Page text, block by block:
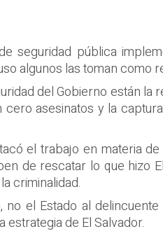
seguridad pública
algunos las toman como
del Gobierno están
asesinatos y la
el trabajo en materia
de rescatar lo que hizo
criminalidad.
no el Estado al
de El Salvador.